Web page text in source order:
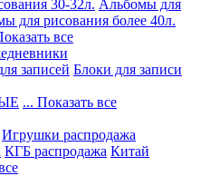
30-32л. Альбомы для
для рисования более 40л.
все
записей Блоки для записи
... Показать все
Игрушки распродажа
КГБ распродажа Китай